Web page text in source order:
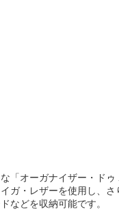
「オーガナイザー・ドゥ
ガ・レザーを使用し、さ
などを収納可能です。